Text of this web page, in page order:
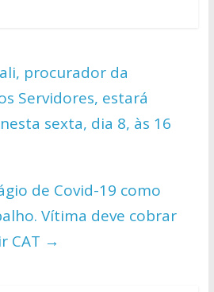
y
Li
n
k
e
procurador da
Servidores, estará
sexta, dia 8, às 16
de Covid-19 como
Vítima deve cobrar
CAT →